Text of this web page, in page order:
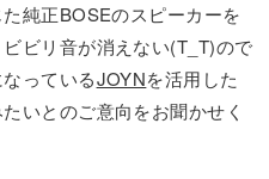
純正BOSEのスピーカーを
ビリ音が消えない(T_T)ので
っているJOYNを活用した
いとのご意向をお聞かせく